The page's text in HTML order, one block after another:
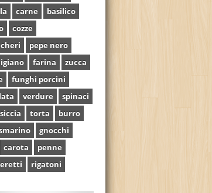
carne
basilico
cozze
pepe nero
farina
zucca
funghi porcini
verdure
spinaci
torta
burro
gnocchi
carota
penne
rigatoni